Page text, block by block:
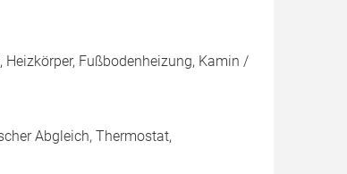
Heizkörper, Fußbodenheizung, Kamin /
Abgleich, Thermostat,